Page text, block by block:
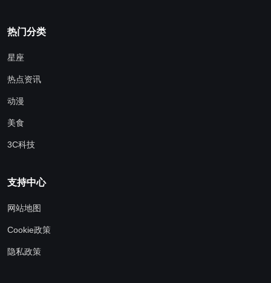
热门分类
星座
热点资讯
动漫
美食
3C科技
支持中心
网站地图
Cookie政策
隐私政策